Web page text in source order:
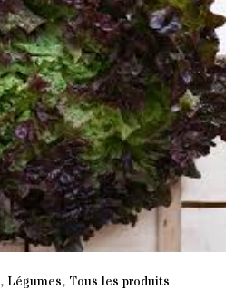
, Légumes, Tous les produits